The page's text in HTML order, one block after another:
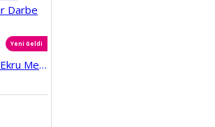
Yeni Geldi
8cmx200cm Açık Ekru Meva Kendinden Yapışkanlı Kauçuk Kenar Koruma Bebek Çocuk Kenar Darbe Koruma